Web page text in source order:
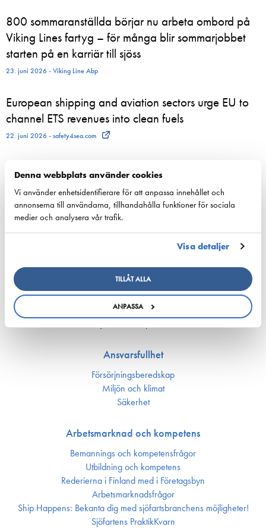
Denna webbplats använder cookies
Vi använder enhetsidentifierare för att anpassa innehållet och
annonserna till användarna, tillhandahålla funktioner för sociala
medier och analysera vår trafik.
Visa detaljer
TILLÅT ALLA
ANPASSA
800 sommaranställda börjar nu arbeta ombord på
Viking Lines fartyg – för många blir sommarjobbet
starten på en karriär till sjöss
23. juni 2026 - Viking Line Abp
European shipping and aviation sectors urge EU to
channel ETS revenues into clean fuels
22. juni 2026 - safety4sea.com
Regulation and the Hong Kong Convention
published…
22. juni 2026 - cyprusshippingnews.com
Konkurrenskraft
Nationell sjöfartspolitik
Sjöfarts­politik inom EU
Ansvarsfullhet
Försörjnings­beredskap
Miljön och klimat
Säkerhet
Arbetsmarknad och kompetens
Bemannings och kompetens­frågor
Utbildning och kompetens
Rederierna i Finland med i Företagsbyn
Arbetsmarknadsfrågor
Ship Happens: Bekanta dig med sjöfartsbranchens möjligheter!
Sjöfartens PraktikKvarn